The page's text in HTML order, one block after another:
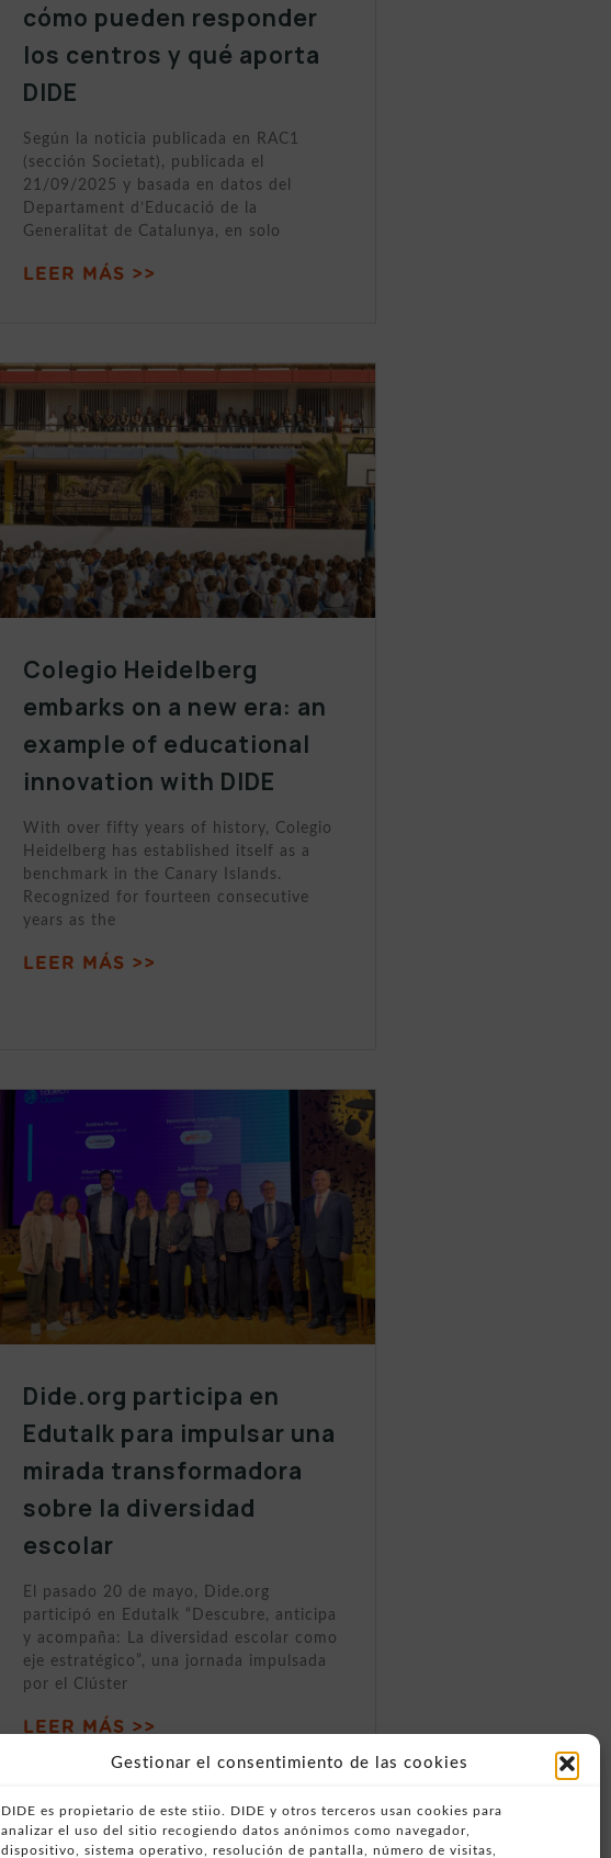
Gestionar el consentimiento de las cookies
DIDE es propietario de este stiio. DIDE y otros terceros usan cookies para
analizar el uso del sitio recogiendo datos anónimos como navegador,
dispositivo, sistema operativo, resolución de pantalla, número de visitas,
cómo pueden responder
los centros y qué aporta
DIDE
Según la noticia publicada en RAC1
(sección Societat), publicada el
21/09/2025 y basada en datos del
Departament d’Educació de la
Generalitat de Catalunya, en solo
LEER MÁS >>
Colegio Heidelberg
embarks on a new era: an
example of educational
innovation with DIDE
With over fifty years of history, Colegio
Heidelberg has established itself as a
benchmark in the Canary Islands.
Recognized for fourteen consecutive
years as the
LEER MÁS >>
Dide.org participa en
Edutalk para impulsar una
mirada transformadora
sobre la diversidad
escolar
El pasado 20 de mayo, Dide.org
participó en Edutalk “Descubre, anticipa
y acompaña: La diversidad escolar como
eje estratégico”, una jornada impulsada
por el Clúster
LEER MÁS >>